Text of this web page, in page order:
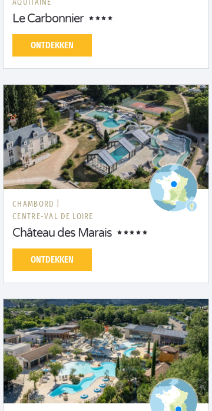
AQUITAINE
Le Carbonnier
ONTDEKKEN
CHAMBORD |
CENTRE-VAL DE LOIRE
Château des Marais
ONTDEKKEN